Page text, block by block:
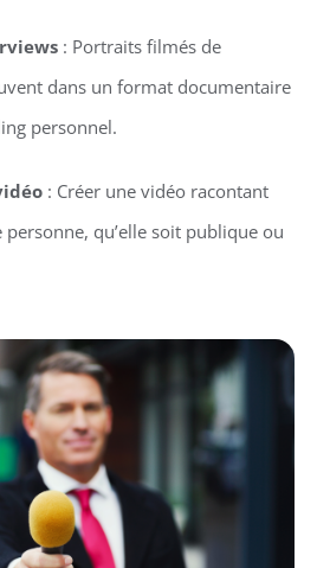
: Portraits filmés de
dans un format documentaire
personnel.
: Créer une vidéo racontant
personne, qu’elle soit publique ou